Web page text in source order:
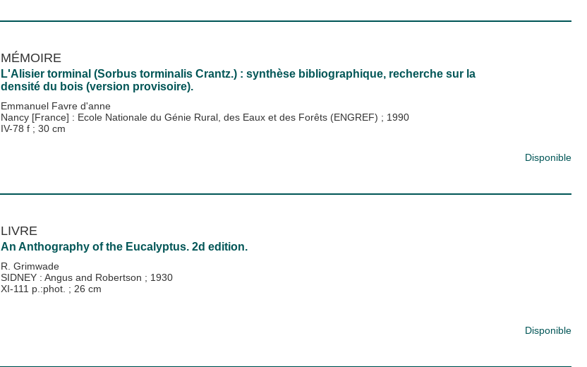
MÉMOIRE
L'Alisier torminal (Sorbus torminalis Crantz.) : synthèse bibliographique, recherche sur la
densité du bois (version provisoire).
Emmanuel Favre d'anne
Nancy [France] : Ecole Nationale du Génie Rural, des Eaux et des Forêts (ENGREF) ; 1990
IV-78 f ; 30 cm
Disponible
LIVRE
An Anthography of the Eucalyptus. 2d edition.
R. Grimwade
SIDNEY : Angus and Robertson ; 1930
XI-111 p.:phot. ; 26 cm
Disponible